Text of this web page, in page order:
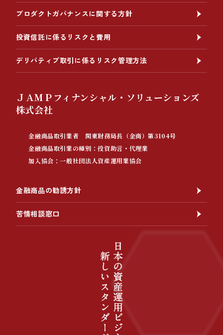
プロダクトガバナンスに関する方針
投資信託に係るリスクと費用
デリバティブ取引に係るリスク管理方法
ＪＡＭＰフィナンシャル・ソリューションズ
株式会社
金融商品取引業者 関東財務局長（金商）第3104号
金融商品取引業の種別：投資助言・代理業
加入協会：一般社団法人資産運用業協会
金融商品の勧誘方針
苦情相談窓口